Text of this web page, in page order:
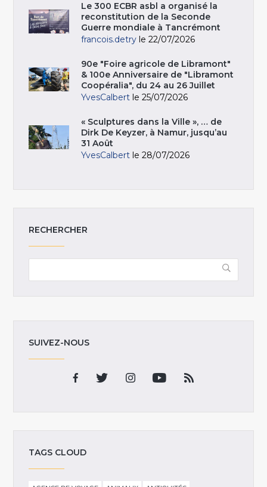
Le 300 ECBR asbl a organisé la
reconstitution de la Seconde
Guerre mondiale à Tancrémont
francois.detry le 22/07/2026
90e "Foire agricole de Libramont"
& 100e Anniversaire de "Libramont
Coopéralia", du 24 au 26 Juillet
YvesCalbert le 25/07/2026
« Sculptures dans la Ville », … de
Dirk De Keyzer, à Namur, jusqu’au
31 Août
YvesCalbert le 28/07/2026
RECHERCHER
SUIVEZ-NOUS
TAGS CLOUD